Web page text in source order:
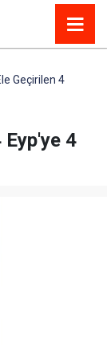
Geçirilen 4
Eyp'ye 4